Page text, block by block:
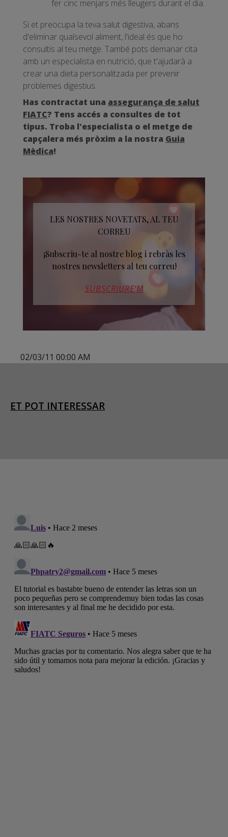
fer cinc menjars més lleugers durant el dia.
Si et preocupa la teva salut digestiva, abans
d'eliminar qualsevol aliment, l'ideal és que ho
consultis al teu metge. També pots demanar cita
amb un especialista en nutrició, que t'ajudarà a
crear una dieta personalitzada per prevenir
problemes digestius.
Has contractat una assegurança de salut
FIATC? Tens accés a consultes de tot
tipus. Troba l'especialista o el metge de
capçalera més pròxim a la nostra Guia
Mèdica!
LES NOSTRES NOVETATS, AL TEU
CORREU
¡Subscriu-te al nostre blog i rebràs les
nostres newsletters al teu correu!
SUBSCRIURE’M
02/03/11 00:00 AM
ET POT INTERESSAR